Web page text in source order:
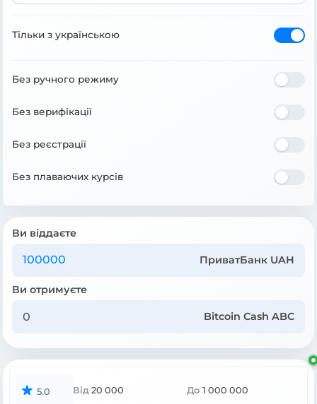
Тільки з українською
Без ручного режиму
Без верифікації
Без реєстрації
Без плаваючих курсів
Ви віддаєте
ПриватБанк UAH
Ви отримуєте
Bitcoin Cash ABC
5.0 Від 20 000 До 1 000 000